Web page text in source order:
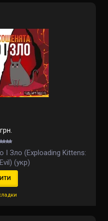
І Зло (Exploading Kittens:
(укр)